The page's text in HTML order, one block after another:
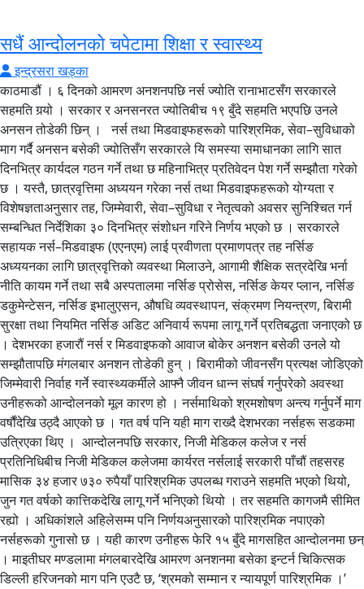
सधैं आन्दोलनको चपेटामा शिक्षा र स्वास्थ्य
इन्द्रसरा खड्का
काठमाडौं । ६ दिनको आमरण अनशनपछि नर्स ज्योति रानाभाटसँग सरकारले सहमति गर्‍यो । सरकार र अनसनरत ज्योतिबीच १९ बुँदे सहमति भएपछि उनले अनसन तोडेकी छिन् । नर्स तथा मिडवाइफहरूको पारिश्रमिक, सेवा–सुविधाको माग गर्दै अनसन बसेकी ज्योतिसँग सरकारले यि समस्या समाधानका लागि सात दिनभित्र कार्यदल गठन गर्ने तथा छ महिनाभित्र प्रतिवेदन पेश गर्ने सम्झौता गरेको छ । यस्तै, छात्रवृत्तिमा अध्ययन गरेका नर्स तथा मिडवाइफहरूको योग्यता र विशेषज्ञताअनुसार तह, जिम्मेवारी, सेवा–सुविधा र नेतृत्वको अवसर सुनिश्चित गर्न सम्बन्धित निर्देशिका ३० दिनभित्र संशोधन गरिने निर्णय भएको छ । सरकारले सहायक नर्स–मिडवाइफ (एएनएम) लाई प्रवीणता प्रमाणपत्र तह नर्सिङ अध्ययनका लागि छात्रवृत्तिको व्यवस्था मिलाउने, आगामी शैक्षिक सत्रदेखि भर्ना नीति कायम गर्ने तथा सबै अस्पतालमा नर्सिङ प्रोसेस, नर्सिङ केयर प्लान, नर्सिङ डकुमेन्टेसन, नर्सिङ इभालुएसन, औषधि व्यवस्थापन, संक्रमण नियन्त्रण, बिरामी सुरक्षा तथा नियमित नर्सिङ अडिट अनिवार्य रूपमा लागू गर्ने प्रतिबद्धता जनाएको छ । देशभरका हजारौं नर्स र मिडवाइफको आवाज बोकेर अनशन बसेकी उनले यो सम्झौतापछि मंगलबार अनशन तोडेकी हुन् । बिरामीको जीवनसँग प्रत्यक्ष जोडिएको जिम्मेवारी निर्वाह गर्ने स्वास्थ्यकर्मीले आफ्नै जीवन धान्न संघर्ष गर्नुपरेको अवस्था उनीहरूको आन्दोलनको मूल कारण हो । नर्समाथिको श्रमशोषण अन्त्य गर्नुपर्ने माग वर्षौंदेखि उठ्दै आएको छ । गत वर्ष पनि यही माग राख्दै देशभरका नर्सहरू सडकमा उत्रिएका थिए । आन्दोलनपछि सरकार, निजी मेडिकल कलेज र नर्स प्रतिनिधिबीच निजी मेडिकल कलेजमा कार्यरत नर्सलाई सरकारी पाँचौं तहसरह मासिक ३४ हजार ७३० रुपैयाँ पारिश्रमिक उपलब्ध गराउने सहमति भएको थियो, जुन गत वर्षको कात्तिकदेखि लागू गर्ने भनिएको थियो । तर सहमति कागजमै सीमित रह्यो । अधिकांशले अहिलेसम्म पनि निर्णयअनुसारको पारिश्रमिक नपाएको नर्सहरूको गुनासो छ । यही कारण उनीहरू फेरि १५ बुँदे मागसहित आन्दोलनमा छन् । माइतीघर मण्डलामा मंगलबारदेखि आमरण अनशनमा बसेका इन्टर्न चिकित्सक डिल्ली हरिजनको माग पनि एउटै छ, ‘श्रमको सम्मान र न्यायपूर्ण पारिश्रमिक ।’ ‘चार महिनासम्म शिक्षा तथा खेलकुद मन्त्रालय, चिकित्सा शिक्षा आयोगलगायतका निकायका ढोका ढकढक्याउँदा पनि माग सुनुवाइ नभएपछि अन्तिम विकल्पका रूपमा आमरण अनशन रोज्नुपरेको हो,’ उनले भने । चार महिनादेखि विभिन्न निकाय धाउँदा–धाउँदा थाकियो,’ उनी भन्छन्,‘ हाम्रा मागप्रति कसैको ध्यान गएन । ध्यान दिएका निकायले पनि अहिलेसम्म ठोस कदम चालेको देखिएन । सडकमा आउनु र अनसन बस्नु अन्तिम विकल्प भएकाले यही कदम रोजेको हुँ ।’ इन्टर्न हरिजनको आन्दोलनको केन्द्रमा एमबीबीएस तथा बीडीएस इन्टर्न चिकित्सकले पाउने निर्वाह भत्ता छ । चिकित्सा शिक्षाको पाठ्यक्रमअनुसार एमबीबीएस र बीडीएस उत्तीर्ण गरेपछि एक वर्ष इन्टर्नसिप अनिवार्य हुन्छ । यही अवधिमा उनीहरूले अस्पतालमा नियमित चिकित्सकसरह बिरामी जाँच्ने, उपचारमा सहभागी हुने, आकस्मिक सेवा दिने, वार्ड ड्युटी गर्ने र रातभर ’अन–कल’ बस्नेसम्मका जिम्मेवारी निर्वाह गर्छन् । कामको प्रकृति एउटै भए पनि सरकारी र निजी अस्पतालमा इन्टर्न गर्ने चिकित्सकले पाउने भत्तामा भने ठूलो असमानता छ । सरकारी अस्पतालमा इन्टर्न गर्ने चिकित्सकले मासिक २३ हजार रुपैयाँ निर्वाह भत्ता पाउँदा निजी मेडिकल कलेज तथा अस्पतालमा इन्टर्न गर्नेहरू अझै पनि करिब १० हजार रुपैयाँमै काम गर्न बाध्य छन् । यही विभेद अन्त्य गरी सबै इन्टर्न चिकित्सकलाई समान दरमा निर्वाह भत्ता उपलब्ध गराउनुपर्ने माग उनीहरूको छ । उनीहरूका अनुसार यो अतिरिक्त सुविधा मागिएको होइन, एउटै प्रकृतिको श्रमको समान मूल्यांकनको माग हो । स्वास्थ्य क्षेत्रमा श्रमको सम्मान र उचित पारिश्रमिकको लडाइँ ज्योति रानाभाट वा इन्टर्न चिकित्सक डिल्ली हरिजनबाट मात्रै सुरु भएको होइन, यो संघर्ष वर्षौंदेखि दोहोरिँदै आएको कथा हो । गत वर्ष पनि स्नातकोत्तर तह (पोस्ट ग्राजुएट–पीजी) अध्ययनरत रेजिडेन्ट चिकित्सकहरू यही माग लिएर सडकमा उत्रिएका थिए । सरकारी अस्पतालमा कार्यरत रेजिडेन्ट चिकित्सकसरह निर्वाह भत्ता र सेवा–सुविधा उपलब्ध गराउनुपर्ने माग राख्दै उनीहरूले लामो आन्दोलन गरेका थिए । आन्दोलनका क्रममा अस्पतालका सेवा प्रभावित भए, सरकारसँग पटक–पटक वार्ता भयो र अन्ततः सहमति पनि जुट्यो । तर त्यो सहमतिको आधारले नै नयाँ विवाद जन्मायो। सरकार र आन्दोलनरत पक्षबीच निजी मेडिकल कलेजको विद्यार्थी भर्ना (सिट) संख्या बढाउने सर्तमा सहमति भएपछि आन्दोलन स्थगित भयो । सरकारका लागि त्यो तत्कालको समाधान थियो, तर रेजिडेन्ट चिकित्सकहरूका लागि होइन । आन्दोलनमा सहभागी चिकित्सकहरूको भनाइमा, उनीहरूको मूल माग श्रमको उचित मूल्यांकन र समान सेवा–सुविधा सुनिश्चित गर्नु थियो । तर त्यसको सट्टा विद्यार्थी सिट संख्या बढाउने निर्णय गरियो, जसले आन्दोलनको मर्म सम्बोधन गर्न सकेन । त्यसैले उनीहरू आज पनि उक्त निर्णयप्रति असन्तुष्टि जनाइरहेका छन् । सञ्चालक पनि असन्तुष्ट स्वास्थ्य क्षेत्रमा आन्दोलन गर्ने सूचीमा नर्स, इन्टर्न वा रेजिडेन्ट चिकित्सक मात्र छैनन् । बेला–बेलामा निजी मेडिकल कलेज तथा अस्पताल सञ्चालक पनि आफ्ना माग लिएर सरकारविरुद्ध उत्रिने गरेका छन् । निजी मेडिकल तथा डेन्टल कलेजहरूको छाता संस्था एसोसिएसन अफ प्राइभेट मेडिकल एण्ड डेन्टल कलेज अफ नेपालले हालै सरकारलाई आन्दोलनको चेतावनीसहित ध्यानाकर्षणपत्र बुझाएको छ । संस्थाले सरकारले गोविन्द केसीसँग गरेको पछिल्लो सहमतिमा असन्तुष्टि जनाएका छन् । विशेषगरी साउन ११ गते सरकार र डा. केसीबीच भएको सहमतिको तेस्रो र चौथो बुँदाप्रति सञ्चालकहरूको आपत्ति छ । तेस्रो बुँदामा निजी शिक्षण संस्थामा एमबीबीएस तथा बीडीएसको सिट संख्या नबढाइने, तर सार्वजनिक शिक्षण संस्थाको सिट विस्तारमा अवरोध नहुने उल्लेख छ भने चौथो बुँदामा चिकित्सा शिक्षा सञ्चालन गर्ने संस्थाहरू गैरनाफामूलक र सेवामूलक संस्थाका रूपमा रहने व्यवस्था गर्ने लेखिएको छ । यी दुवै बुँदा तत्काल खारेज गर्नुपर्ने माग गर्दै सञ्चालकहरूले सरकारले निर्णय सच्याएन भने चरणबद्ध आन्दोलनमा उत्रिने चेतावनी दिएका छन् । उनीहरूले एमबीबीएस र बीडीएसको सिट संख्या विस्तार रोक्ने निर्णय कार्यान्वयन गरिए आफूहरूले इन्टर्न चिकित्सकलाई उपलब्ध गराउँदै आएको निर्वाह भत्ता नै रोक्न सक्ने भनेका छन् । एकातिर इन्टर्न चिकित्सकहरू न्यायोचित निर्वाह भत्ताको माग गर्दै सडकमा छन् भने अर्कोतिर निजी मेडिकल कलेज सञ्चालकहरू त्यही भत्तालाई आन्दोलनको हतियार बनाउने चेतावनी दिइरहेका छन् । यसरी हेर्दा नेपालको स्वास्थ्य क्षेत्रमा आन्दोलन कुनै एक समूहको असन्तुष्टि मात्र होइन, नर्सदेखि इन्टर्न चिकित्सक, रेजिडेन्ट चिकित्सकदेखि निजी अस्पताल सञ्चालकसम्म सबै आफ्ना–आफ्ना माग बोकेर सडकमा उत्रिरहेका छन् । बेलाबेला चिकित्सकहरू पनि आफूमाथि अन्याय भएको भन्दै बेलाबेला सडकमा आउँछन् । उनीहरू अस्पतालका आकस्मिक र ओपीडी सेवा ठप्प पार्दै सडक रोज्छन् । अस्पतालमा भएको तोडफोड र चिकित्सकमाथि भएका कुटपिटका घटनालाई लिएर चिकित्सक काम छोड्दै सडकमा आउँछन् । शिक्षामा पनि उस्तै दृश्य स्वास्थ्य क्षेत्रजस्तै शिक्षा क्षेत्र पनि पछिल्ला वर्षहरूमा आन्दोलनको स्थायी थलो बन्दै गएको छ । कहिले विद्यार्थी, कहिले शिक्षक, कहिले विद्यालय कर्मचारी, त कहिले निजी विद्यालय सञ्चालक फरक–फरक समयमा फरक–फरक समूह सडकमा उत्रिन्छन् । शैक्षिक परामर्शका नाममा सञ्चालित कन्सल्टेन्सीदेखि निजी विद्यालयका छाता संगठनसम्म बेला बेलामा आफ्ना माग बोकेर आन्दोलनमा उत्रिने गरेका छन् । शिक्षा क्षेत्रमा सबैभन्दा लामो र संगठित आन्दोलन भने विद्यालय शिक्षा ऐनको विषयमा देखिएको छ । २०७२ सालदेखि नयाँ विद्यालय शिक्षा ऐन जारी गर्नुपर्ने माग राख्दै आएको नेपाल शिक्षक महासंघले पटक–पटक विद्यालय बन्ददेखि काठमाडौं केन्द्रित प्रदर्शनसम्मका आन्दोलन गर्दै आएको छ । ऐन नबन्दा शिक्षक र विद्यालय कर्मचारीका सेवा–सुविधा मात्र प्रभावित भएका छैनन्, समग्र विद्यालय शिक्षाको व्यवस्थापन नै अन्योलमा परेको महासंघको तर्क छ । यही मागका कारण हजारौं शिक्षकले पटक–पटक कक्षाकोठा छाडेर सडक रोज्दै आएका छन् । विद्यालय बन्द विद्यार्थीलाई समेत उस्तै समस्या हुने गरेको छ । २०७२ सालदेखि अहिलेसम्म थुप्रै सरकार फेरिए, शिक्षामन्त्री फेरिए, तर शिक्षकका माग भने उस्तै छन् । नयाँ राजनीतिक अभ्यासको वाचा गर्दै सत्तामा आएको सरकारसँग पनि शिक्षकहरूले ठूलो अपेक्षा गरेका थिए । तर विद्यालय शिक्षा ऐनलाई प्राथमिकतामा नराखिएको भन्दै महासंघ फेरि आन्दोलनको तयारीमा छ । महासंघले भदौ महिनादेखि थप सशक्त आन्दोलन गर्ने घोषणा गरिसकेको छ । महासंघका अध्यक्ष लक्ष्मीकिशोर सुवेदीका अनुसार नयाँ सरकार गठन भएयता शिक्षामन्त्रीदेखि प्रधानमन्त्रीसम्मलाई पटक–पटक भेटेर माग राखिए पनि ठोस सुनुवाइ हुन सकेको छैन । त्यसैले यसअघिका आन्दोलनभन्दा अझ व्यापक आन्दोलन गर्न बाध्य भएको उनको भनाइ छ । सहमति हुन्छ तर कार्यान्वयन हुँदैन । शिक्षा र स्वास्थ्य क्षेत्रमा दोहोरिने आन्दोलनहरूलाई नियाल्दा सहमति हुने तर कार्यान्वयन नहुने समस्या देखिन्छ । शिक्षा र स्वास्थ्यमा माग उठ्छ, सरकार मौन बस्छ, आन्दोलन चर्किन्छ, वार्ता सुरु हुन्छ, सहमति हुन्छ, तर कार्यान्वयन फेरि अनिश्चित बन्छ । यही चक्र दोहोरिँदा आन्दोलन अपवाद होइन, अधिकार माग्ने नियमित माध्यमजस्तै बन्न पुगेको छ । आन्दोलनरत पक्षहरूको साझा गुनासो पनि यही छ । उनीहरूका अनुसार सरकारसँग संवादको ढोका सुरुदेखि नै खुला हुँदैन । सम्बन्धित समूह सडकमा उत्रिएपछि मात्रै मन्त्रालयहरू सक्रिय हुन्छन् । तत्काल आन्दोलन रोक्न वार्ता र सहमति त हुन्छ, तर त्यसलाई कार्यान्वयन गर्ने प्रतिबद्धता भने समयसँगै ओझेलमा पर्छ । यसको एउटा उदाहरण नर्स आन्दोलन हो । गत वर्ष देशभरका नर्सहरूले सेवा छाडेर आन्दोलन गरेपछि सरकार उनीहरूसँग वार्तामा बस्यो । तत्कालीन स्वास्थ्यमन्त्री सुधा शर्माको कार्यकालमा भएको सहमतिअनुसार निजी क्षेत्रमा कार्यरत नर्सहरूको पारिश्रमिक बढाउने, काम गर्ने समय व्यवस्थापन गर्ने लगायतका विषयमा सहमति भएको थियो । तर सहमति भएको करिब एक वर्ष पुग्न लाग्दा पनि अधिकांश प्रतिबद्धता व्यवहारमा कार्यान्वयन हुन सकेका छैनन् । यही कारण नर्सहरू फेरि आन्दोलनको बाटोमा फर्किएका छन् । इन्टर्न चिकित्सकको अवस्था पनि फरक छैन । शिक्षा मन्त्रालयका सहसचिव चन्द्रकान्त भुसालको संयोजकत्वमा गठित कार्यदलले निजी मेडिकल कलेजमा कार्यरत एमबीबीएस तथा बीडीएस इन्टर्न चिकित्सकलाई स्वास्थ्य सेवाको आठौं तहको तलबको ५० प्रतिशत बराबर निर्वाह भत्ता उपलब्ध गराउन सिफारिस गरेको थियो । तर कार्यदलको प्रतिवेदन तयार भएको महिनौं बितिसक्दा पनि त्यसअनुसार निर्णय कार्यान्वयनमा आउन सकेको छैन । यही कारण अहिले इन्टर्न चिकित्सक फेरि माइतीघरको सडकमा आमरण अनसनमा छन् । स्वास्थ्य मन्त्रालयले भने आन्दोलनरत पक्षसँग पुनः वार्ता र छलफल जारी रहेको जनाएको छ । शिक्षा क्षेत्रमा पनि अवस्था उस्तै देखिन्छ । विद्यालय शिक्षा ऐन छिट्टै ल्याउने प्रतिबद्धता सरकारले पटक–पटक दोहोर्‍याउँदै आएको छ । तर वर्षौंदेखि प्रतीक्षामा रहेको ऐन अझै पारित हुन सकेको छैन । गत वर्षको भदौ २५ गते संसद्बाट पारित गर्ने तयारी गरिएको विद्यालय शिक्षा विधेयक राजनीतिक परिस्थितिका कारण अघि बढ्न सकेन । सरकार परिवर्तनसँगै ऐन फेरि प्राथमिकताबाट बाहिरियो । यही कारण नेपाल शिक्षक महासंघ फेरि आन्दोलनको तयारीमा छ । शिक्षकहरूको भनाइमा सरकार फेरिन्छ, मन्त्री फेरिन्छन्, प्रतिबद्धता दोहोरिन्छ, तर विद्यालय शिक्षा ऐन भने अझै पनि प्रतीक्षामै छ । के भन्छन् विज्ञ ? शिक्षा र स्वास्थ्य कुनै पनि राष्ट्रका विकासका आधारस्तम्भ मानिन्छन् । एउटा दक्ष जनशक्ति उत्पादन गर्छ, अर्को त्यही जनशक्तिलाई स्वस्थ राख्छ । त्यसैले अधिकांश मुलुकले यी दुई क्षेत्रलाई उच्च प्राथमिकतामा राख्छन् । तर नेपालमा भने विडम्बना उल्टो देखिन्छ ।